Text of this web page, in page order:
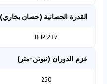
القدرة الحصانية (حصان بخاري)
237 BHP
عزم الدوران (نيوتن-متر)
250